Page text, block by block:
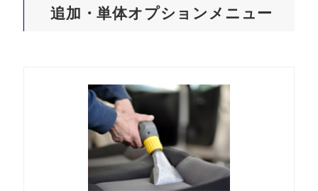
追加・単体オプションメニュー